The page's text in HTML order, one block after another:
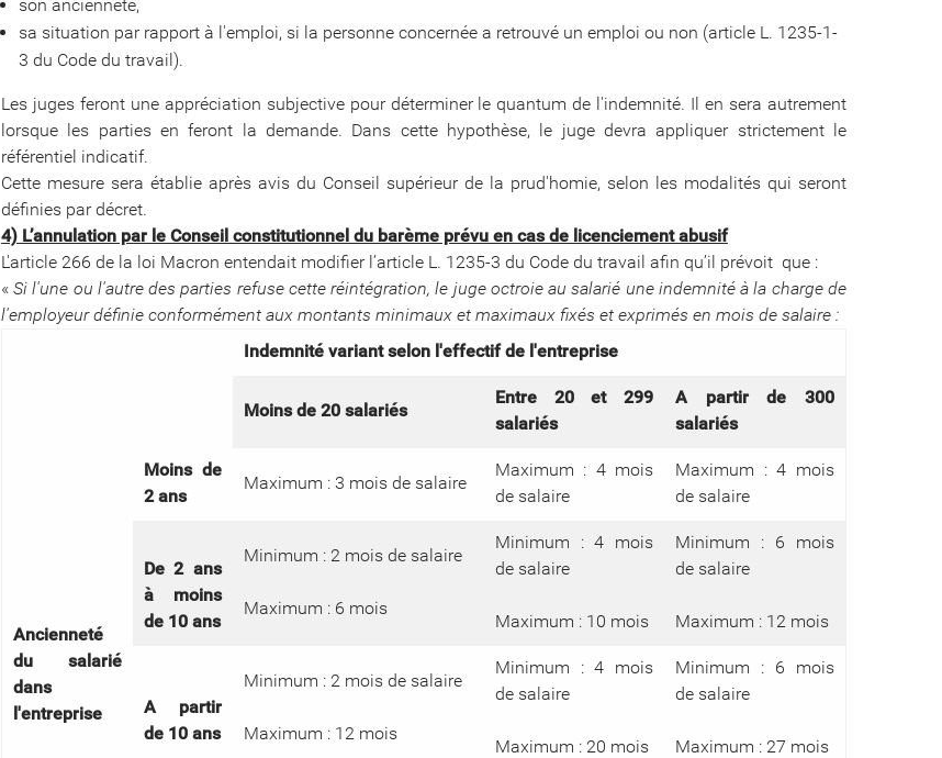
son ancienneté,
sa situation par rapport à l'emploi, si la personne concernée a retrouvé un emploi ou non (article L. 1235-1-
3 du Code du travail).
Les juges feront une appréciation subjective pour déterminer le quantum de l'indemnité. Il en sera autrement
lorsque les parties en feront la demande. Dans cette hypothèse, le juge devra appliquer strictement le
référentiel indicatif.
Cette mesure sera établie après avis du Conseil supérieur de la prud'homie, selon les modalités qui seront
définies par décret.
4) L’annulation par le Conseil constitutionnel du barème prévu en cas de licenciement abusif
L'article 266 de la loi Macron entendait modifier l’article L. 1235-3 du Code du travail afin qu’il prévoit que :
«Si l'une ou l'autre des parties refuse cette réintégration, le juge octroie au salarié une indemnité à la charge de
l'employeur définie conformément aux montants minimaux et maximaux fixés et exprimés en mois de salaire :
Indemnité variant selon l'effectif de l'entreprise
Moins de 20 salariés
Entre 20 et 299
salariés
A partir de 300
salariés
Ancienneté
du salarié
dans
l'entreprise
Moins de
2 ans
Maximum : 3 mois de salaire
Maximum : 4 mois
de salaire
Maximum : 4 mois
de salaire
De 2 ans
à moins
de 10 ans
Minimum : 2 mois de salaire
Maximum : 6 mois
Minimum : 4 mois
de salaire
Maximum : 10 mois
Minimum : 6 mois
de salaire
Maximum : 12 mois
A partir
de 10 ans
Minimum : 2 mois de salaire
Maximum : 12 mois
Minimum : 4 mois
de salaire
Maximum : 20 mois
Minimum : 6 mois
de salaire
Maximum : 27 mois